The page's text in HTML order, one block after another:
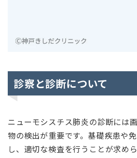
診察と診断について
ニューモシスチス肺炎の診断には
物の検出が重要です。基礎疾患や
し、適切な検査を行うことが求めら